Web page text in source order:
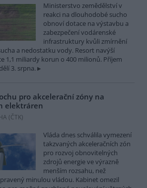
Ministerstvo zemědělství v
reakci na dlouhodobé sucho
obnoví dotace na výstavbu a
zabezpečení vodárenské
infrastruktury kvůli zmírnění
a nedostatku vody. Resort navýší
1,1 miliardy korun o 400 milionů. Příjem
3. srpna.
pro akcelerační zóny na
elektráren
(ČTK)
Vláda dnes schválila vymezení
takzvaných akceleračních zón
pro rozvoj obnovitelných
zdrojů energie ve výrazně
menším rozsahu, než
minulou vládou. Kabinet omezil